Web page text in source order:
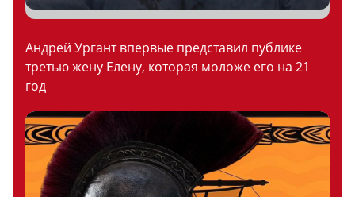
Андрей Ургант впервые представил публике
третью жену Елену, которая моложе его на 21
год